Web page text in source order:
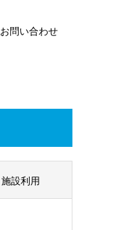
お問い合わせ
施設利用